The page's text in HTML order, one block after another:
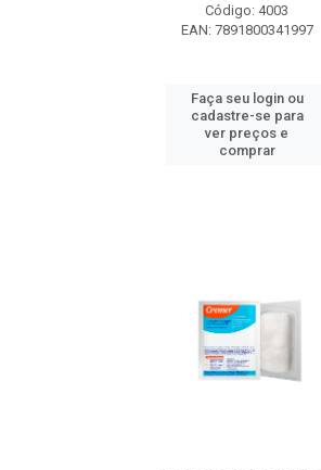
Código: 4003
EAN: 7891800341997
Faça seu login ou
cadastre-se para
ver preços e
comprar